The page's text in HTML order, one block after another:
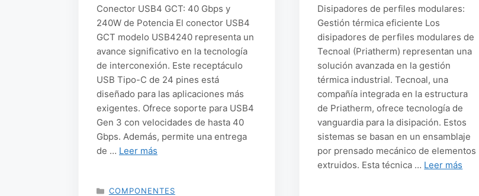
Conector USB4 GCT: 40 Gbps y
240W de Potencia El conector USB4
GCT modelo USB4240 representa un
avance significativo en la tecnología
de interconexión. Este receptáculo
USB Tipo-C de 24 pines está
diseñado para las aplicaciones más
exigentes. Ofrece soporte para USB4
Gen 3 con velocidades de hasta 40
Gbps. Además, permite una entrega
de … Leer más
CATEGORÍAS
COMPONENTES
Disipadores de perfiles modulares:
Gestión térmica eficiente Los
disipadores de perfiles modulares de
Tecnoal (Priatherm) representan una
solución avanzada en la gestión
térmica industrial. Tecnoal, una
compañía integrada en la estructura
de Priatherm, ofrece tecnología de
vanguardia para la disipación. Estos
sistemas se basan en un ensamblaje
por prensado mecánico de elementos
extruidos. Esta técnica … Leer más